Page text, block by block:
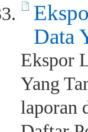
Data
Ekspor
Yang
laporan